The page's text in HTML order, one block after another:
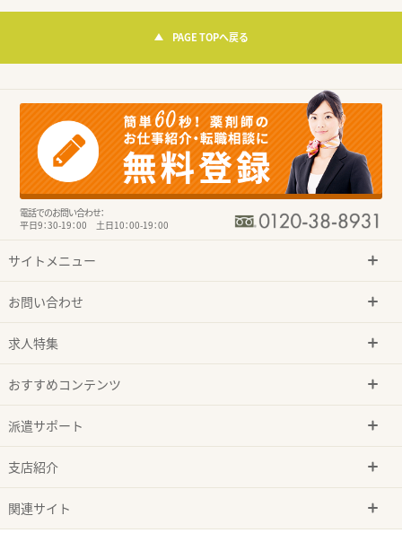
PAGE TOPへ戻る
電話でのお問い合わせ：
平日9：30-19：00 土日10：00-19：00
サイトメニュー
お問い合わせ
求人特集
おすすめコンテンツ
派遣サポート
支店紹介
関連サイト